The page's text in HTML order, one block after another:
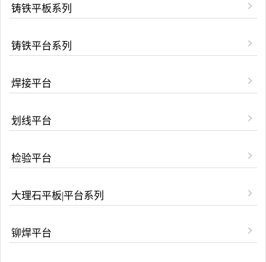
铸铁平板系列
铸铁平台系列
焊接平台
划线平台
检验平台
大理石平板|平台系列
铆焊平台